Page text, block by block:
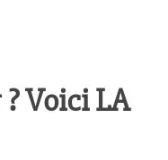
Voici LA